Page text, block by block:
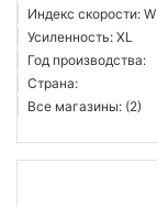
Индекс скорости: W
Усиленность: XL
Год производства:
Страна:
Все магазины: (2)